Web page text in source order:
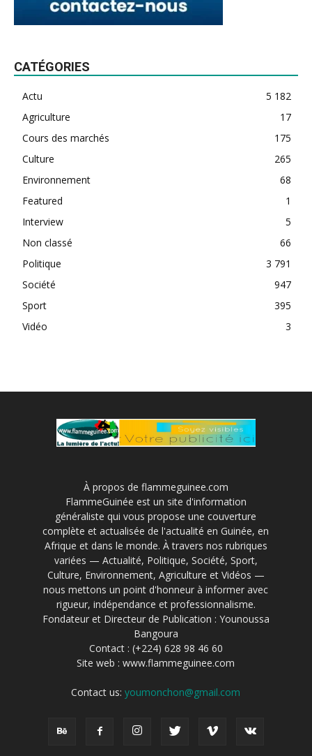
CATÉGORIES
Actu
5 182
Agriculture
17
Cours des marchés
175
Culture
265
Environnement
68
Featured
1
Interview
5
Non classé
66
Politique
3 791
Société
947
Sport
395
Vidéo
3
À propos de flammeguinee.com
FlammeGuinée est un site d'information
généraliste qui vous propose une couverture
complète et actualisée de l'actualité en Guinée, en
Afrique et dans le monde. À travers nos rubriques
variées — Actualité, Politique, Société, Sport,
Culture, Environnement, Agriculture et Vidéos —
nous mettons un point d'honneur à informer avec
rigueur, indépendance et professionnalisme.
Fondateur et Directeur de Publication : Younoussa
Bangoura
Contact : (+224) 628 98 46 60
Site web : www.flammeguinee.com
Contact us:youmonchon@gmail.com